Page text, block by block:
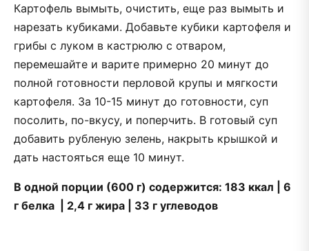
Картофель вымыть, очистить, еще раз вымыть и
нарезать кубиками. Добавьте кубики картофеля и
грибы с луком в кастрюлю с отваром,
перемешайте и варите примерно 20 минут до
полной готовности перловой крупы и мягкости
картофеля. За 10-15 минут до готовности, суп
посолить, по-вкусу, и поперчить. В готовый суп
добавить рубленую зелень, накрыть крышкой и
дать настояться еще 10 минут.
В одной порции (600 г) содержится: 183 ккал | 6
г белка | 2,4 г жира | 33 г углеводов